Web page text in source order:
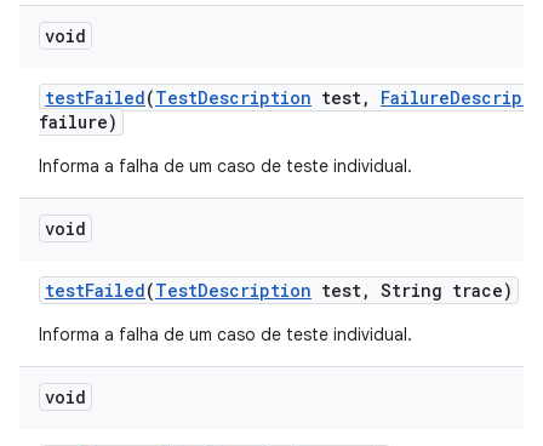
void
testFailed(TestDescription test, Failure
failure)
Informa a falha de um caso de teste individual.
void
testFailed(TestDescription test, String trace)
Informa a falha de um caso de teste individual.
void